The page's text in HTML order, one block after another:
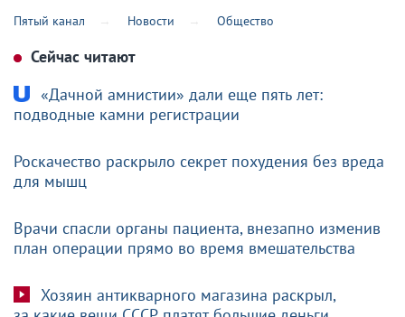
Пятый канал Новости Общество
Сейчас читают
«Дачной амнистии» дали еще пять лет:
подводные камни регистрации
Роскачество раскрыло секрет похудения без вреда
для мышц
Врачи спасли органы пациента, внезапно изменив
план операции прямо во время вмешательства
Хозяин антикварного магазина раскрыл,